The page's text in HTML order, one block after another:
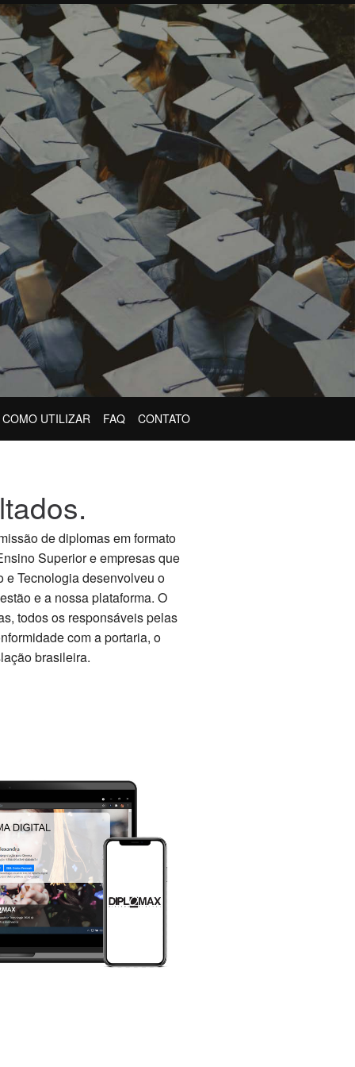
COMO UTILIZAR FAQ CONTATO
de diplomas em formato
Superior e empresas que
e Tecnologia desenvolveu o
e a nossa plataforma. O
todos os responsáveis pelas
com a portaria, o
brasileira.